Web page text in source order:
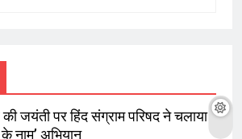
जयंती पर हिंद संग्राम परिषद ने चलाया
के नाम’ अभियान